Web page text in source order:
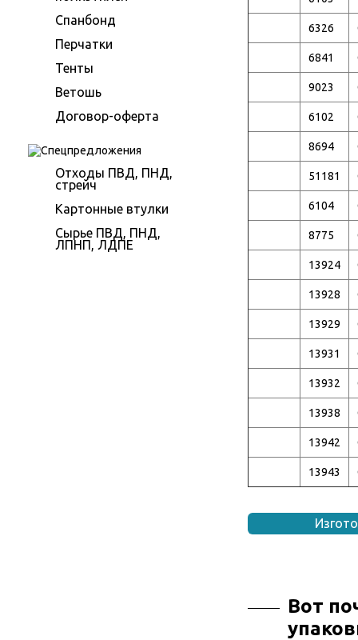
Спанбонд
Перчатки
Тенты
Ветошь
Договор-оферта
Отходы ПВД, ПНД,
стрейч
Картонные втулки
Сырье ПВД, ПНД,
ЛПНП, ЛДПЕ
6326
6841
9023
6102
8694
51181
6104
8775
13924
13928
13929
13931
13932
13938
13942
13943
Вот